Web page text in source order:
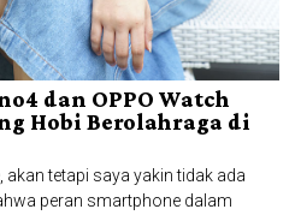
dan OPPO Watch
Hobi Berolahraga di
tetapi saya yakin tidak ada
peran smartphone dalam